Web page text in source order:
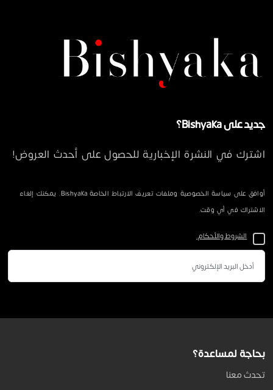
جديد على Bishyaka؟
اشترك في النشرة الإخبارية للحصول على أحدث العروض!
أوافق على سياسة الخصوصية وملفات تعريف الارتباط الخاصة Bishyaka. يمكنك إلغاء
الاشتراك في أي وقت.
الشروط والأحكام.
بحاجة لمساعدة؟
تحدث معنا